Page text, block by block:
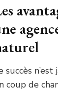
succès
coup de